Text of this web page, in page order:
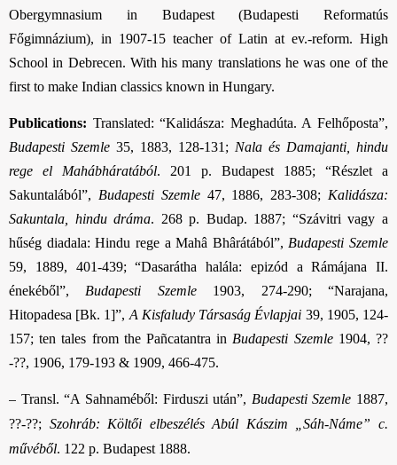
Obergymnasium in Budapest (Budapesti Reformatús
Főgimnázium), in 1907-15 teacher of Latin at ev.-reform. High
School in Debrecen. With his many translations he was one of the
first to make Indian classics known in Hungary.
Publications: Translated: “Kalidásza: Meghadúta. A Felhőposta”,
Budapesti Szemle 35, 1883, 128-131 ; Nala és Damajanti, hindu
rege el Mahábháratából. 201 p. Budapest 1885; “Részlet a
Sakuntalából”, Budapesti Szemle47, 1886, 283-308; Kalidásza:
Sakuntala, hindu dráma. 268 p. Budap. 1887; “Szávitri vagy a
hűség diadala: Hindu rege a Mahâ Bhârátából”, Budapesti Szemle
59, 1889, 401-439; “Dasarátha halála: epizód a Rámájana II.
énekéből”, Budapesti Szemle1903, 274-290; “Narajana,
Hitopadesa [Bk. 1]”, A Kisfaludy Társaság Évlapjai 39, 1905, 124-
157; ten tales from the Pañcatantra in Budapesti Szemle1904, ??
-??, 1906, 179-193 & 1909, 466-475.
– Transl. “A Sahnaméből: Firduszi után”, Budapesti Szemle 1887,
??-??; Szohráb: Költői elbeszélés Abúl Kászim „Sáh-Náme” c.
művéből. 122 p. Budapest 1888.